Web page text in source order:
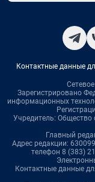
Контактные данные
Зарегистрировано
информационных
Учредитель: Общество
Главный
Адрес редакции:
телефон 8 (383)
Контактные данные